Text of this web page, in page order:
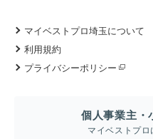
マイベストプロ埼玉について
利用規約
プライバシーポリシー
個人事業主・
マイベストプロ